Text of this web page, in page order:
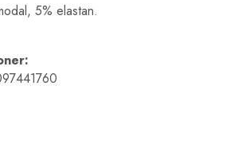
5% elastan.